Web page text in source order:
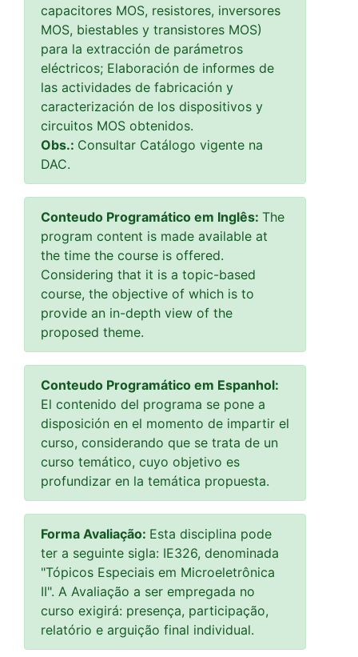
capacitores MOS, resistores, inversores
MOS, biestables y transistores MOS)
para la extracción de parámetros
eléctricos; Elaboración de informes de
las actividades de fabricación y
caracterización de los dispositivos y
circuitos MOS obtenidos.
Obs.: Consultar Catálogo vigente na
DAC.
Conteudo Programático em Inglês: The
program content is made available at
the time the course is offered.
Considering that it is a topic-based
course, the objective of which is to
provide an in-depth view of the
proposed theme.
Conteudo Programático em Espanhol:
El contenido del programa se pone a
disposición en el momento de impartir el
curso, considerando que se trata de un
curso temático, cuyo objetivo es
profundizar en la temática propuesta.
Forma Avaliação: Esta disciplina pode
ter a seguinte sigla: IE326, denominada
"Tópicos Especiais em Microeletrônica
II". A Avaliação a ser empregada no
curso exigirá: presença, participação,
relatório e arguição final individual.